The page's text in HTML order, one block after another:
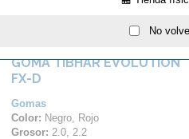
GOMA TIBHAR EVOLUTION
FX-D
Gomas
Color: Negro, Rojo
Grosor: 2.0, 2.2
No